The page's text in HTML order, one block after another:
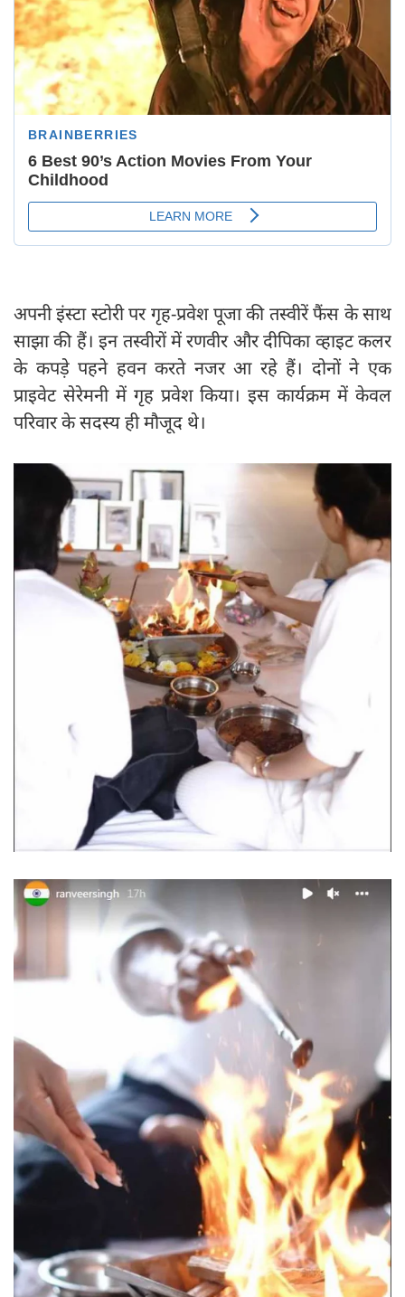
अपनी इंस्टा स्टोरी पर गृह-प्रवेश पूजा की तस्वीरें फैंस के साथ
साझा की हैं। इन तस्वीरों में रणवीर और दीपिका व्हाइट कलर
के कपड़े पहने हवन करते नजर आ रहे हैं। दोनों ने एक
प्राइवेट सेरेमनी में गृह प्रवेश किया। इस कार्यक्रम में केवल
परिवार के सदस्य ही मौजूद थे।